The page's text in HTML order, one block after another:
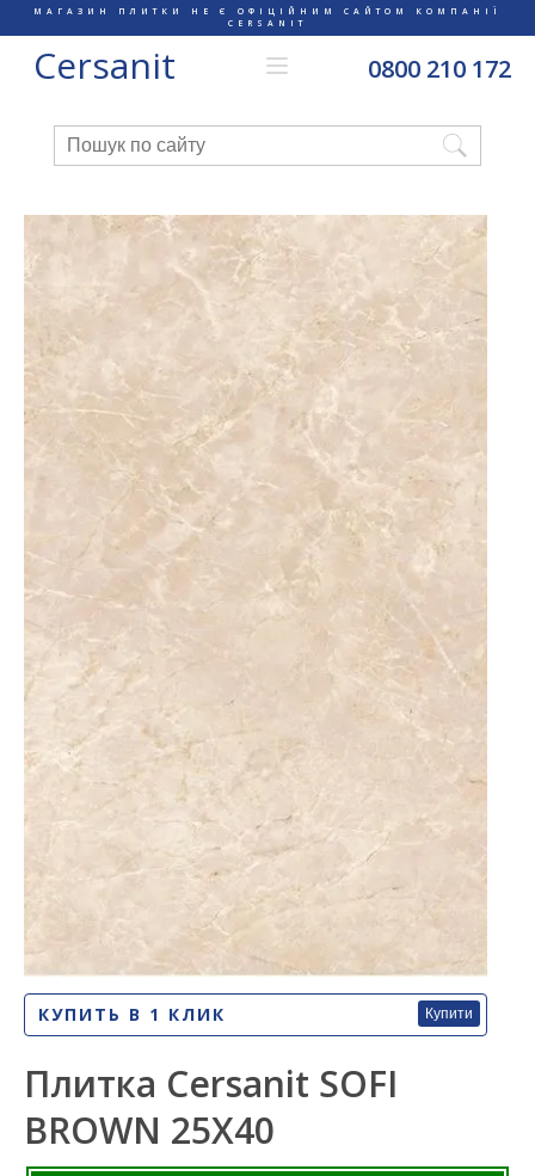
МАГАЗИН ПЛИТКИ НЕ Є ОФІЦІЙНИМ САЙТОМ КОМПАНІЇ
CERSANIT
Cersanit 0800 210 172
КУПИТЬ В 1 КЛИК Купити
Плитка Cersanit SOFI
BROWN 25X40